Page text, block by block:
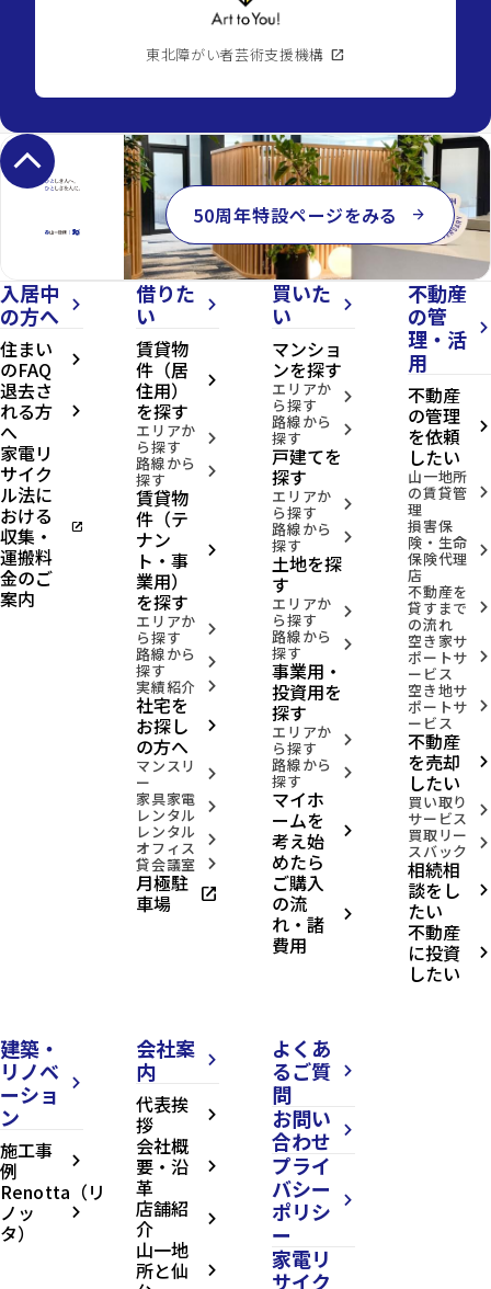
東北障がい者芸術支援機構 open_in_new
keyboard_arrow_up
50周年特設ページをみる arrow_forward
入居中
の方へ
arrow_forward_ios
住まい
のFAQ arrow_forward_ios
退去さ
れる方
へ
arrow_forward_ios
家電リ
サイク
ル法に
おける
収集・
運搬料
金のご
案内
open_in_new
借りた
い
arrow_forward_ios
賃貸物
件（居
住用）
を探す
arrow_forward_ios
エリアか
ら探す arrow_forward_ios
路線から
探す arrow_forward_ios
賃貸物
件（テ
ナン
ト・事
業用）
を探す
arrow_forward_ios
エリアか
ら探す arrow_forward_ios
路線から
探す arrow_forward_ios
実績紹介 arrow_forward_ios
社宅を
お探し
の方へ
arrow_forward_ios
マンスリ
ー arrow_forward_ios
家具家電
レンタル arrow_forward_ios
レンタル
オフィス arrow_forward_ios
貸会議室 arrow_forward_ios
月極駐
車場 open_in_new
買いた
い
arrow_forward_ios
マンショ
ンを探す
エリアか
ら探す arrow_forward_ios
路線から
探す arrow_forward_ios
戸建てを
探す
エリアか
ら探す arrow_forward_ios
路線から
探す arrow_forward_ios
土地を探
す
エリアか
ら探す arrow_forward_ios
路線から
探す arrow_forward_ios
事業用・
投資用を
探す
エリアか
ら探す arrow_forward_ios
路線から
探す arrow_forward_ios
マイホ
ームを
考え始
めたら
arrow_forward_ios
ご購入
の流
れ・諸
費用
arrow_forward_ios
不動産
の管
理・活
用
arrow_forward_ios
不動産
の管理
を依頼
したい
arrow_forward_ios
山一地所
の賃貸管
理
arrow_forward_ios
損害保
険・生命
保険代理
店
arrow_forward_ios
不動産を
貸すまで
の流れ
arrow_forward_ios
空き家サ
ポートサ
ービス
arrow_forward_ios
空き地サ
ポートサ
ービス
arrow_forward_ios
不動産
を売却
したい
arrow_forward_ios
買い取り
サービス arrow_forward_ios
買取リー
スバック arrow_forward_ios
相続相
談をし
たい
arrow_forward_ios
不動産
に投資
したい
arrow_forward_ios
建築・
リノベ
ーショ
ン
arrow_forward_ios
施工事
例 arrow_forward_ios
Renotta（リ
ノッ
タ）
arrow_forward_ios
会社案
内
arrow_forward_ios
代表挨
拶 arrow_forward_ios
会社概
要・沿
革
arrow_forward_ios
店舗紹
介 arrow_forward_ios
山一地
所と仙 arrow_forward_ios
よくあ
るご質
問
arrow_forward_ios
お問い
合わせ
arrow_forward_ios
プライ
バシー
ポリシ
ー
arrow_forward_ios
家電リ
サイク